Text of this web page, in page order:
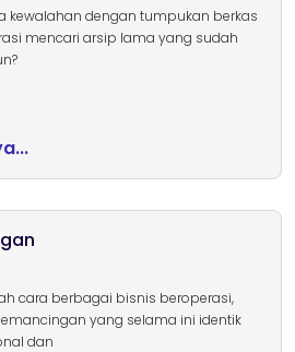
kewalahan dengan tumpukan berkas
mencari arsip lama yang sudah
cara berbagai bisnis beroperasi,
yang selama ini identik
dan